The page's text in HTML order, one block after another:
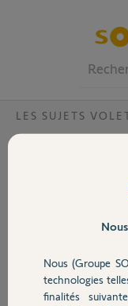
Volet
Sécurité
LES SUJETS
J'ai une installation
ma question est la
compatible pour 1
ensuite 7 micro
par avance merci
Philippe
Nous (Groupe
technologies
finalités